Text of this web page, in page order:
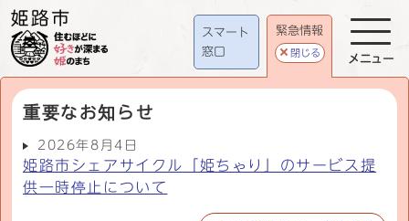
スマート
窓口
緊急情報
閉じる
重要なお知らせ
2026年8月4日
姫路市シェアサイクル「姫ちゃり」のサービス提
供一時停止について
メニュー